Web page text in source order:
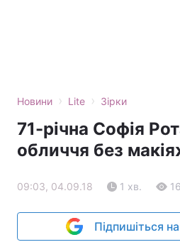
Новини › Lite › Зірки
71-річна Софія
обличчя без
09:03, 04.09.18 1 хв.
Підпишіться